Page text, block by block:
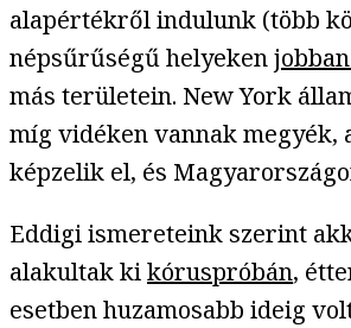
alapértékről indulunk (több
népsűrűségű helyeken
más területein. New York
míg vidéken vannak megyék,
képzelik el, és
Eddigi ismereteink szerint
alakultak kikóruspróbán,
esetben huzamosabb ideig